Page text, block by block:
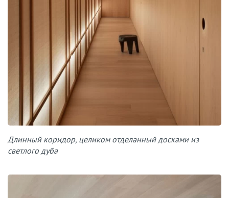
Длинный коридор, целиком отделанный досками из
светлого дуба